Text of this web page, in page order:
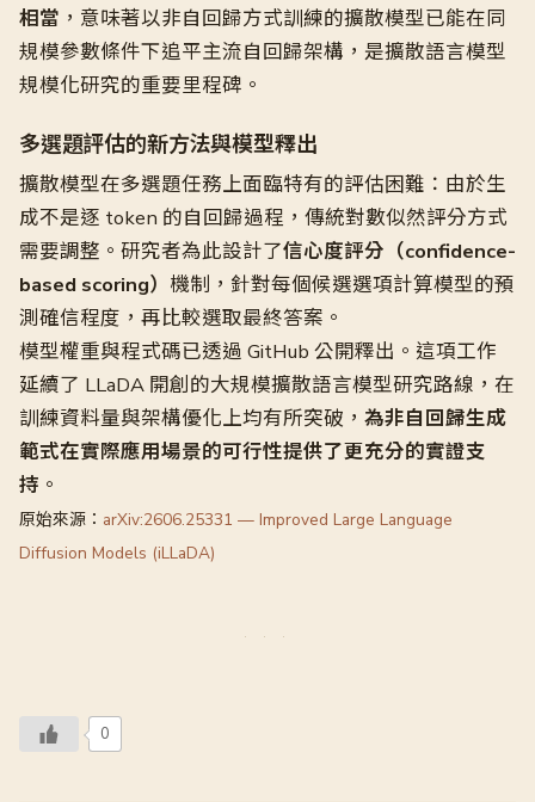
相當 ，意味著以非自回歸方式訓練的擴散模型已能在同
規模參數條件下追平主流自回歸架構，是擴散語言模型
規模化研究的重要里程碑。
多選題評估的新方法與模型釋出
擴散模型在多選題任務上面臨特有的評估困難：由於生
成不是逐 token 的自回歸過程，傳統對數似然評分方式
需要調整。研究者為此設計了信心度評分（confidence-
based scoring） 機制，針對每個候選選項計算模型的預
測確信程度，再比較選取最終答案。
模型權重與程式碼已透過 GitHub 公開釋出。這項工作
延續了 LLaDA 開創的大規模擴散語言模型研究路線，在
訓練資料量與架構優化上均有所突破， 為非自回歸生成
範式在實際應用場景的可行性提供了更充分的實證支
持 。
原始來源： arXiv:2606.25331 — Improved Large Language
Diffusion Models (iLLaDA)
0